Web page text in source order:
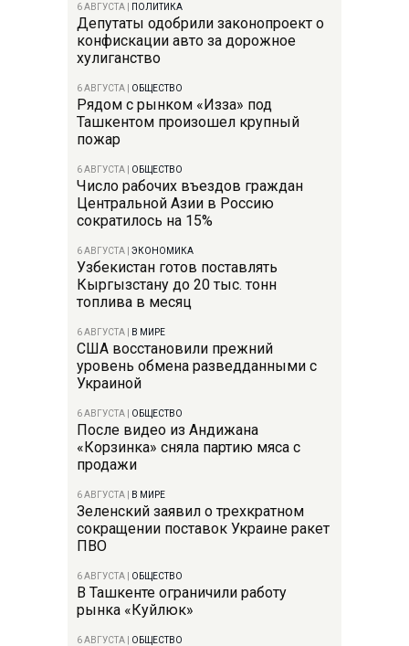
6 АВГУСТА ПОЛИТИКА
Депутаты одобрили законопроект о
конфискации авто за дорожное
хулиганство
6 АВГУСТА ОБЩЕСТВО
Рядом с рынком «Изза» под
Ташкентом произошел крупный
пожар
6 АВГУСТА ОБЩЕСТВО
Число рабочих въездов граждан
Центральной Азии в Россию
сократилось на 15%
6 АВГУСТА ЭКОНОМИКА
Узбекистан готов поставлять
Кыргызстану до 20 тыс. тонн
топлива в месяц
6 АВГУСТА В МИРЕ
США восстановили прежний
уровень обмена разведданными с
Украиной
6 АВГУСТА ОБЩЕСТВО
После видео из Андижана
«Корзинка» сняла партию мяса с
продажи
6 АВГУСТА В МИРЕ
Зеленский заявил о трехкратном
сокращении поставок Украине ракет
ПВО
6 АВГУСТА ОБЩЕСТВО
В Ташкенте ограничили работу
рынка «Куйлюк»
6 АВГУСТА ОБЩЕСТВО